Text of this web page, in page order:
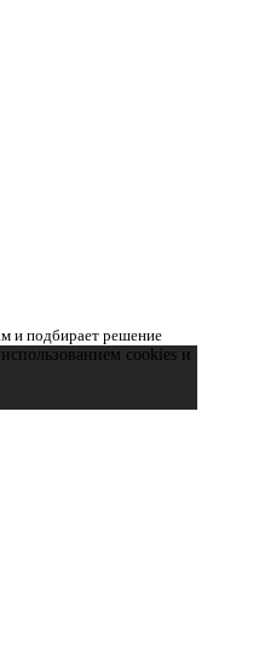
и подбирает решение
cookies и